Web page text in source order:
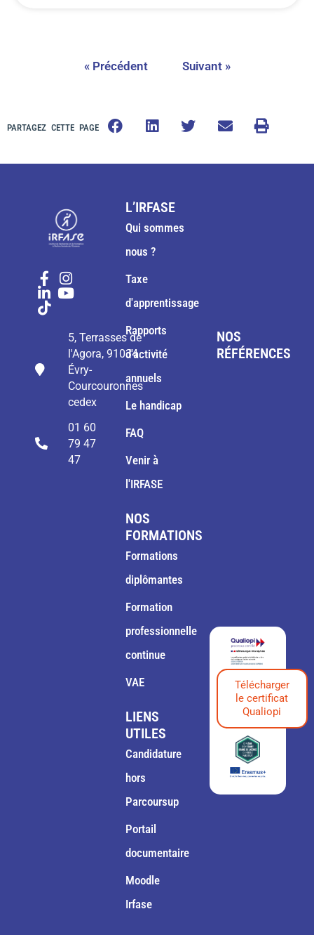
« Précédent Suivant »
PARTAGEZ CETTE PAGE
5, Terrasses de
l'Agora, 91034
Évry-
Courcouronnes
cedex
01 60
79 47
47
L’IRFASE
Qui sommes
nous ?
Taxe
d'apprentissage
Rapports
d'activité
annuels
Le handicap
FAQ
Venir à
l'IRFASE
NOS
FORMATIONS
Formations
diplômantes
Formation
professionnelle
continue
VAE
LIENS
UTILES
Candidature
hors
Parcoursup
Portail
documentaire
Moodle
Irfase
NOS
RÉFÉRENCES
Télécharger
le certificat
Qualiopi